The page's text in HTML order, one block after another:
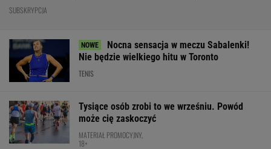
SUBSKRYPCJA
Nocna sensacja w meczu Sabalenki!
Nie będzie wielkiego hitu w Toronto
TENIS
Tysiące osób zrobi to we wrześniu. Powód
może cię zaskoczyć
MATERIAŁ PROMOCYJNY,
18+